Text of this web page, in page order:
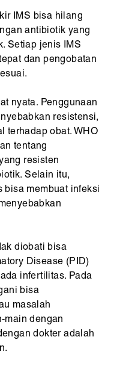
IMS bisa hilang
antibiotik yang
Setiap jenis IMS
dan pengobatan
nyata. Penggunaan
resistensi,
terhadap obat. WHO
tentang
resisten
Selain itu,
bisa membuat infeksi
diobati bisa
Disease (PID)
infertilitas. Pada
bisa
masalah
main dengan
dokter adalah